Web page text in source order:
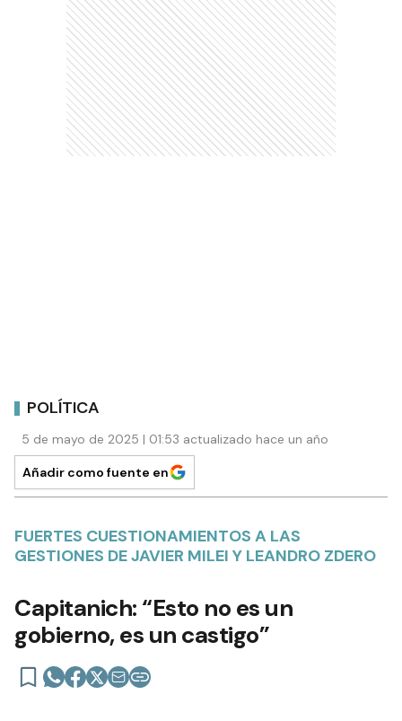
POLÍTICA
5 de mayo de 2025 | 01:53 actualizado hace un año
Añadir como fuente en
FUERTES CUESTIONAMIENTOS A LAS
GESTIONES DE JAVIER MILEI Y LEANDRO ZDERO
Capitanich: “Esto no es un
gobierno, es un castigo”